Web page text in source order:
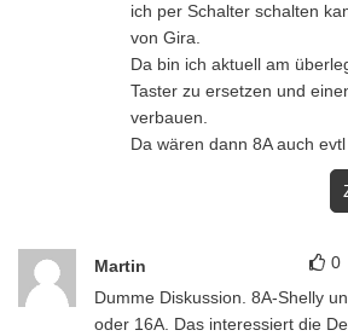
ich per Schalter schalten
von Gira.
Da bin ich aktuell am
Taster zu ersetzen und
verbauen.
Da wären dann 8A auch
0
Martin
Dumme Diskussion. 8A-Shelly
oder 16A. Das interessiert die